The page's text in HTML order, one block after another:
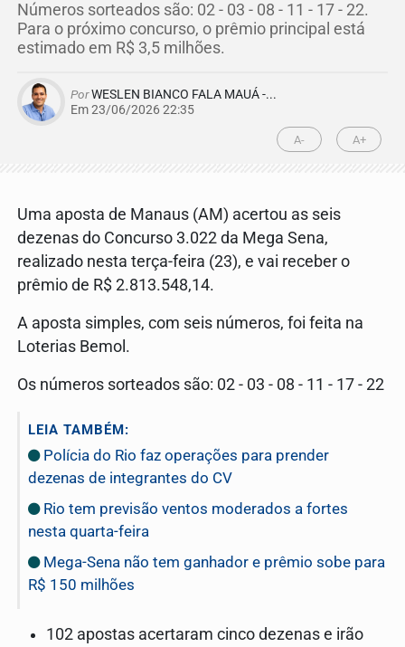
Números sorteados são: 02 - 03 - 08 - 11 - 17 - 22.
Para o próximo concurso, o prêmio principal está
estimado em R$ 3,5 milhões.
PorWESLEN BIANCO FALA MAUÁ -...
Em 23/06/2026 22:35
A- A+
Uma aposta de Manaus (AM) acertou as seis
dezenas do Concurso 3.022 da Mega Sena,
realizado nesta terça-feira (23), e vai receber o
prêmio de R$ 2.813.548,14.
A aposta simples, com seis números, foi feita na
Loterias Bemol.
Os números sorteados são: 02 - 03 - 08 - 11 - 17 - 22
LEIA TAMBÉM:
Polícia do Rio faz operações para prender
dezenas de integrantes do CV
Rio tem previsão ventos moderados a fortes
nesta quarta-feira
Mega-Sena não tem ganhador e prêmio sobe para
R$ 150 milhões
102 apostas acertaram cinco dezenas e irão